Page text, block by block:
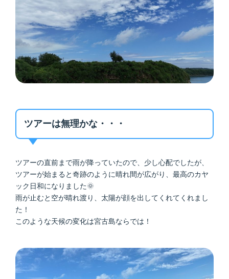
ツアーは無理かな・・・
ツアーの直前まで雨が降っていたので、少し心配でしたが、
ツアーが始まると奇跡のように晴れ間が広がり、最高のカヤ
ック日和になりました🌞
雨が止むと空が晴れ渡り、太陽が顔を出してくれてくれまし
た！
このような天候の変化は宮古島ならでは！